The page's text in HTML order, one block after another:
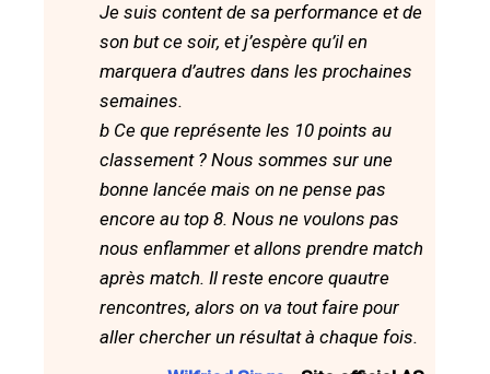
Je suis content de sa performance et de
son but ce soir, et j’espère qu’il en
marquera d’autres dans les prochaines
semaines.
b Ce que représente les 10 points au
classement ? Nous sommes sur une
bonne lancée mais on ne pense pas
encore au top 8. Nous ne voulons pas
nous enflammer et allons prendre match
après match. Il reste encore quautre
rencontres, alors on va tout faire pour
aller chercher un résultat à chaque fois.